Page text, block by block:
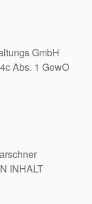
GmbH
Abs. 1 GewO
INHALT